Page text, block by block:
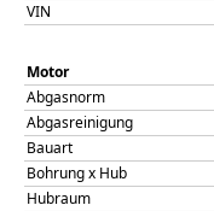
VIN
Motor
Abgasnorm
Abgasreinigung
Bauart
Bohrung x Hub
Hubraum